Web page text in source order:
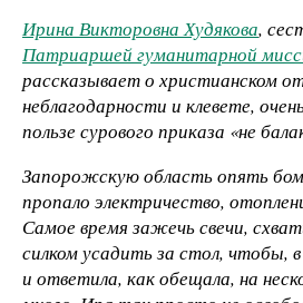
Ирина Викторовна Худякова,
Патриаршей гуманитарной
рассказывает о христианском
неблагодарности и клевете,
пользе сурового приказа «не
Запорожскую область опять
пропало электричество,
Самое время зажечь свечи,
силком усадить за стол, чтобы, в
и ответила, как обещала, на